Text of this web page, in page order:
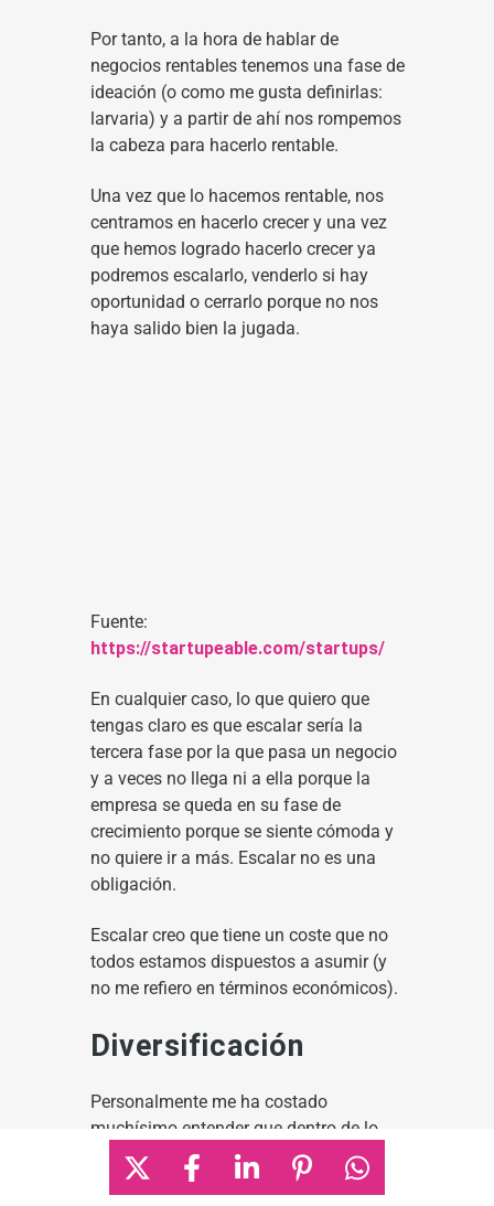
Por tanto, a la hora de hablar de
negocios rentables tenemos una fase de
ideación (o como me gusta definirlas:
larvaria) y a partir de ahí nos rompemos
la cabeza para hacerlo rentable.
Una vez que lo hacemos rentable, nos
centramos en hacerlo crecer y una vez
que hemos logrado hacerlo crecer ya
podremos escalarlo, venderlo si hay
oportunidad o cerrarlo porque no nos
haya salido bien la jugada.
Fuente:
https://startupeable.com/startups/
En cualquier caso, lo que quiero que
tengas claro es que escalar sería la
tercera fase por la que pasa un negocio
y a veces no llega ni a ella porque la
empresa se queda en su fase de
crecimiento porque se siente cómoda y
no quiere ir a más. Escalar no es una
obligación.
Escalar creo que tiene un coste que no
todos estamos dispuestos a asumir (y
no me refiero en términos económicos).
Diversificación
Personalmente me ha costado
muchísimo entender que dentro de lo
que hago puedo ofrecer otras muchas
cosas más allá del SEO puro y duro.